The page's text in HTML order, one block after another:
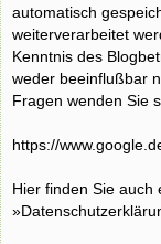
automatisch
weiterverarbeitet
Kenntnis des
weder beeinflußbar
Fragen wenden Sie
https://
Hier finden Sie auch